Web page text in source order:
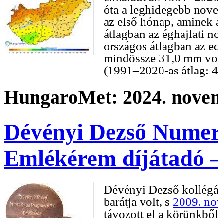
óta a leghidegebb
az első hónap, aminek
átlagban az éghajlati
országos átlagban az
mindössze 31,0 mm
(1991–2020-as átlag:
HungaroMet: 2024.
Dévényi Dezső
Emlékérem díjátadó
Dévényi Dezső
barátja volt, s 2009.
távozott el a